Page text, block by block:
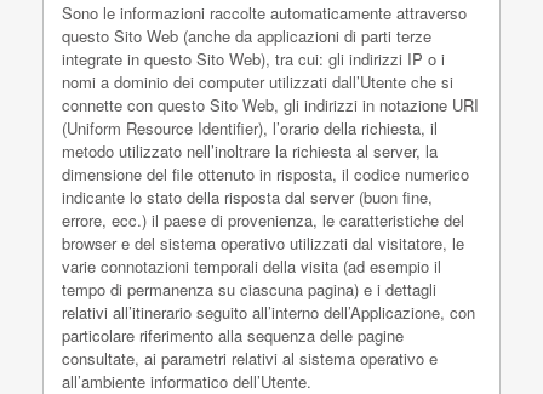
Sono le informazioni raccolte automaticamente attraverso
questo Sito Web (anche da applicazioni di parti terze
integrate in questo Sito Web), tra cui: gli indirizzi IP o i
nomi a dominio dei computer utilizzati dall’Utente che si
connette con questo Sito Web, gli indirizzi in notazione URI
(Uniform Resource Identifier), l’orario della richiesta, il
metodo utilizzato nell’inoltrare la richiesta al server, la
dimensione del file ottenuto in risposta, il codice numerico
indicante lo stato della risposta dal server (buon fine,
errore, ecc.) il paese di provenienza, le caratteristiche del
browser e del sistema operativo utilizzati dal visitatore, le
varie connotazioni temporali della visita (ad esempio il
tempo di permanenza su ciascuna pagina) e i dettagli
relativi all’itinerario seguito all’interno dell’Applicazione, con
particolare riferimento alla sequenza delle pagine
consultate, ai parametri relativi al sistema operativo e
all’ambiente informatico dell’Utente.